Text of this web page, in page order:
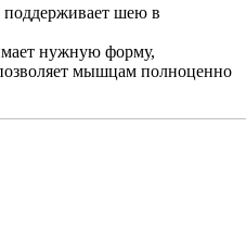
шею в
нужную форму,
мышцам полноценно